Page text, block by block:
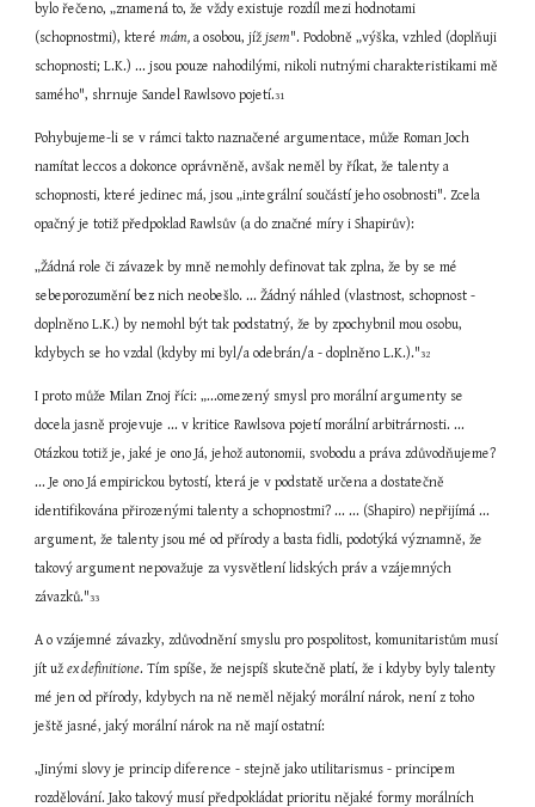
bylo řečeno, „znamená to, že vždy existuje rozdíl mezi hodnotami
(schopnostmi), které mám, a osobou, jíž jsem". Podobně „výška, vzhled (doplňuji
schopnosti; L.K.) ... jsou pouze nahodilými, nikoli nutnými charakteristikami mě
samého", shrnuje Sandel Rawlsovo pojetí.31
Pohybujeme-li se v rámci takto naznačené argumentace, může Roman Joch
namítat leccos a dokonce oprávněně, avšak neměl by říkat, že talenty a
schopnosti, které jedinec má, jsou „integrální součástí jeho osobnosti". Zcela
opačný je totiž předpoklad Rawlsův (a do značné míry i Shapirův):
„Žádná role či závazek by mně nemohly definovat tak zplna, že by se mé
sebeporozumění bez nich neobešlo. ... Žádný náhled (vlastnost, schopnost -
doplněno L.K.) by nemohl být tak podstatný, že by zpochybnil mou osobu,
kdybych se ho vzdal (kdyby mi byl/a odebrán/a - doplněno L.K.)."32
I proto může Milan Znoj říci: „...omezený smysl pro morální argumenty se
docela jasně projevuje ... v kritice Rawlsova pojetí morální arbitrárnosti. ...
Otázkou totiž je, jaké je ono Já, jehož autonomii, svobodu a práva zdůvodňujeme?
... Je ono Já empirickou bytostí, která je v podstatě určena a dostatečně
identifikována přirozenými talenty a schopnostmi? ... ... (Shapiro) nepřijímá ...
argument, že talenty jsou mé od přírody a basta fidli, podotýká významně, že
takový argument nepovažuje za vysvětlení lidských práv a vzájemných
závazků."33
A o vzájemné závazky, zdůvodnění smyslu pro pospolitost, komunitaristům musí
jít už ex definitione. Tím spíše, že nejspíš skutečně platí, že i kdyby byly talenty
mé jen od přírody, kdybych na ně neměl nějaký morální nárok, není z toho
ještě jasné, jaký morální nárok na ně mají ostatní:
„Jinými slovy je princip diference - stejně jako utilitarismus - principem
rozdělování. Jako takový musí předpokládat prioritu nějaké formy morálních